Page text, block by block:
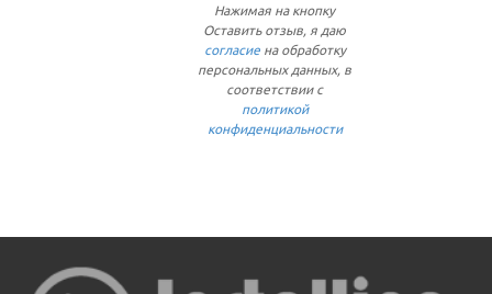
Нажимая на кнопку
Оставить отзыв, я даю
согласиена обработку
персональных данных, в
соответствии с
политикой
конфиденциальности